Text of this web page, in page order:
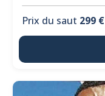
Prix du saut 299 €